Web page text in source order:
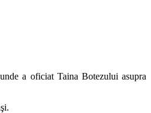
a oficiat Taina Botezului asupra